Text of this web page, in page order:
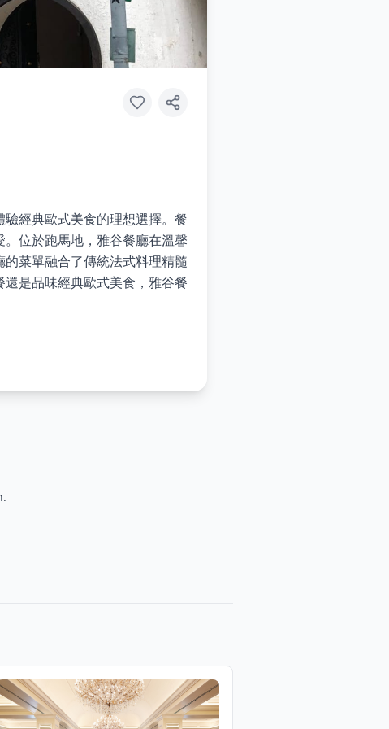
經典歐式美食的理想選擇。餐
位於跑馬地，雅谷餐廳在溫馨
菜單融合了傳統法式料理精髓
是品味經典歐式美食，雅谷餐